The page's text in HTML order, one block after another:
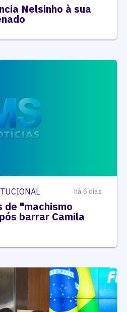
Nelsinho à sua
há 6 dias
de "machismo
barrar Camila